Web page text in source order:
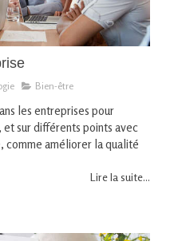
Bien-être
les entreprises pour
sur différents points avec
comme améliorer la qualité
Lire la suite...